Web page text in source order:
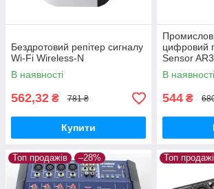
Бездротовий репітер сигналу
Wi-Fi Wireless-N
В наявності
562,32 ₴ 781 ₴
Купити
цифровий
Sensor
В наявності
544 ₴
Топ продажів –28% Топ